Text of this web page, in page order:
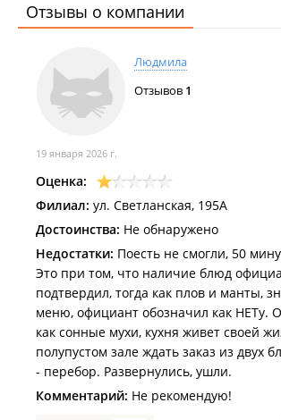
Отзывы о компании
Людмила
Отзывов 1
19 января 2026 г.
Оценка:
Филиал: ул. Светланская, 195А
Достоинства: Не обнаружено
Недостатки: Поесть не смогли, 50
Это при том, что наличие блюд
подтвердил, тогда как плов и манты,
меню, официант обозначил как НЕТу.
как сонные мухи, кухня живет своей
полупустом зале ждать заказ из двух
- перебор. Развернулись, ушли.
Комментарий: Не рекомендую!